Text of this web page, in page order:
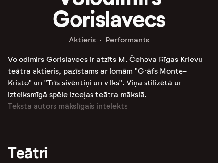
Gorislavecs
Aktieris Performants
Volodimirs Gorislavecs ir atzīts M. Čehova Rīgas Krievu
teātra aktieris, pazīstams ar lomām "Grāfs Monte-
Kristo" un "Trīs sivēntiņi un vilks". Viņa stilizētā un
izteiksmīgā spēle izceļas teātra mākslā.
Teksta autors mākslīgais intelekts
Teātri